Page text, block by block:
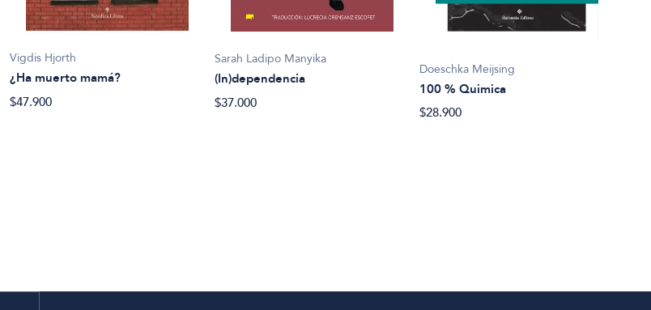
Vigdis Hjorth
¿Ha muerto mamá?
$47.900
Sarah Ladipo Manyika
(In)dependencia
$37.000
Doeschka Meijsing
100 % Quimica
$28.900